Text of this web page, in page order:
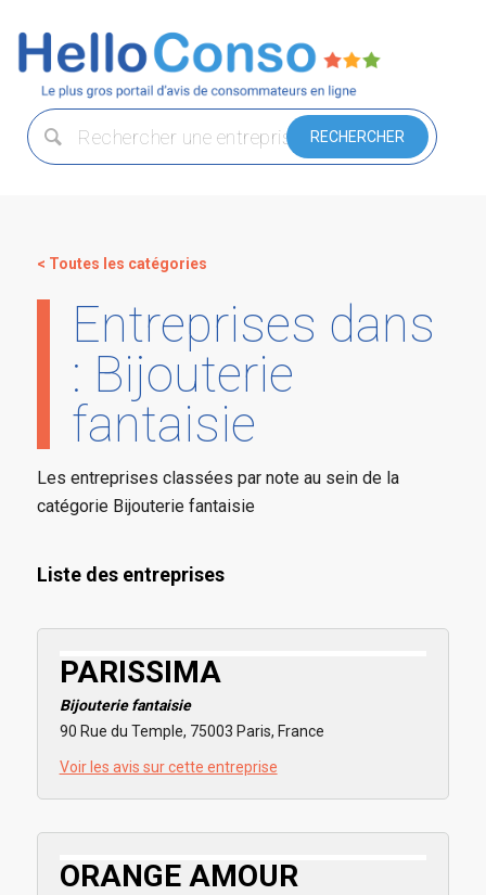
< Toutes les catégories
Entreprises dans
: Bijouterie
fantaisie
Les entreprises classées par note au sein de la
catégorie Bijouterie fantaisie
Liste des entreprises
PARISSIMA
Bijouterie fantaisie
90 Rue du Temple, 75003 Paris, France
Voir les avis sur cette entreprise
ORANGE AMOUR